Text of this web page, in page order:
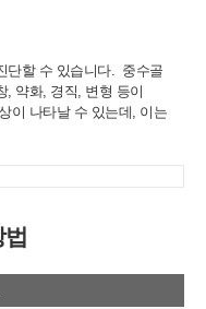
단할 수 있습니다.
중수골
, 약화, 경직, 변형 등이
이 나타날 수 있는데, 이는
법